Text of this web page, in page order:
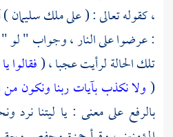
، كقوله تعالى : ( على ملكسليمان)
: عرضوا على النار ، وجواب " لو
تلك الحالة لرأيت عجبا ، (فقالوا
(ولا نكذب بآيات ربنا ونكون من
بالرفع على معنى : يا ليتنا